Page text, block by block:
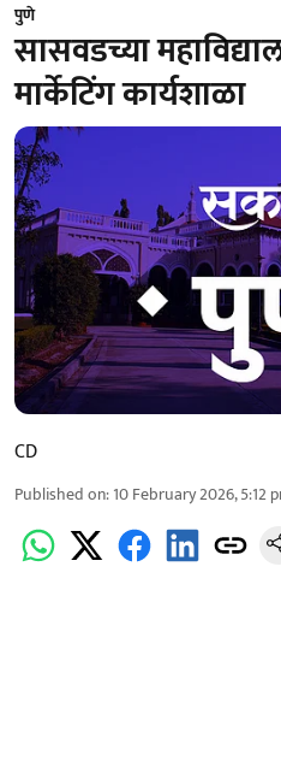
पुणे
सासवडच्या
मार्केटिंग कार्यशाळा
CD
Published on:10 February 2026, 5:12